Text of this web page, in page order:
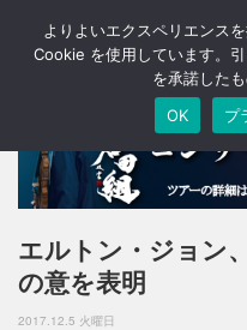
エルトン・ジョン
の意を表明
2017.12.5 火曜日
よりよいエクスペリエンス
Cookie を使用しています。
を承諾した
OK
プ